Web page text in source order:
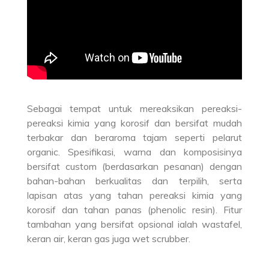
Sebagai tempat untuk mereaksikan pereaksi-
pereaksi kimia yang korosif dan bersifat mudah
terbakar dan beraroma tajam seperti pelarut
organic. Spesifikasi, warna dan komposisinya
bersifat custom (berdasarkan pesanan) dengan
bahan-bahan berkualitas dan terpilih, serta
lapisan atas yang tahan pereaksi kimia yang
korosif dan tahan panas (phenolic resin). Fitur
tambahan yang bersifat opsional ialah wastafel,
keran air, keran gas juga wet scrubber.